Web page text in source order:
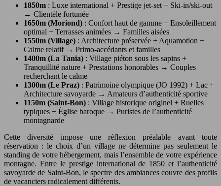
1850m : Luxe international + Prestige jet-set + Ski-in/ski-out
→ Clientèle fortunée
1650m (Moriond) : Confort haut de gamme + Ensoleillement
optimal + Terrasses animées → Familles aisées
1550m (Village) : Architecture préservée + Aquamotion +
Calme relatif → Primo-accédants et familles
1400m (La Tania) : Village piéton sous les sapins +
Tranquillité nature + Prestations honorables → Couples
recherchant le calme
1300m (Le Praz) : Patrimoine olympique (JO 1992) + Lac +
Architecture savoyarde → Amateurs d’authenticité sportive
1150m (Saint-Bon) : Village historique originel + Ruelles
typiques + Église baroque → Puristes de l’authenticité
montagnarde
Cette diversité impose une réflexion préalable avant toute
réservation : le choix d’un village ne détermine pas seulement le
standing de votre hébergement, mais l’ensemble de votre expérience
montagne. Entre le prestige international de 1850 et l’authenticité
savoyarde de Saint-Bon, le spectre des ambiances couvre des profils
de vacanciers radicalement différents.